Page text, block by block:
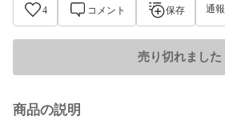
4 コメント 保存 通報
売り切れました
商品の説明